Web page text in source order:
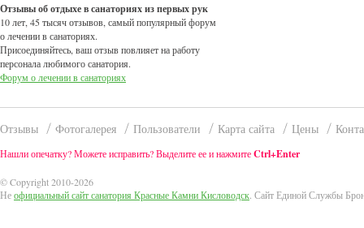
Отзывы об отдыхе в санаториях из первых рук
10 лет, 45 тысяч отзывов, самый популярный форум
о лечении в санаториях.
Присоединяйтесь, ваш отзыв повлияет на работу
персонала любимого санатория.
Форум о лечении в санаториях
Отзывы Фотогалерея Пользователи Карта сайта Цены
Нашли опечатку? Можете исправить? Выделите ее и нажмитеCtrl+Enter
© Copyright 2010-2026
Неофициальный сайт санатория Красные Камни Кисловодск . Сайт Единой Службы